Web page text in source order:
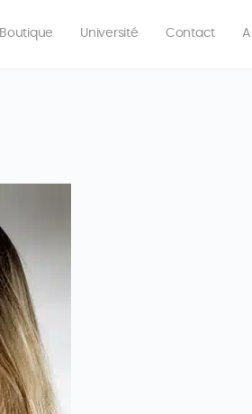
Boutique Université Contact